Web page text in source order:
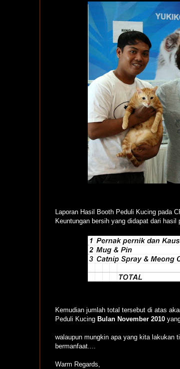
Laporan Hasil Booth Peduli Kucing pada
Keuntungan bersih yang didapat dari
Kemudian jumlah total tersebut di atas
Peduli Kucing Bulan November 2010
walaupun mungkin apa yang kita lakukan
bermanfaat....
Warm Regards,